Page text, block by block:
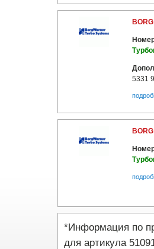
5331
*Информация по
для артикула